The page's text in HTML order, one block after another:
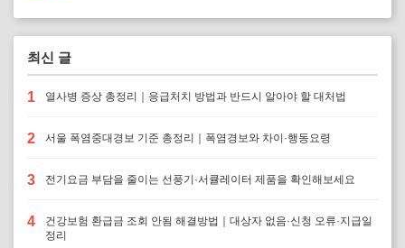
최신 글
1 열사병 증상 총정리｜응급처치 방법과 반드시 알아야 할 대처법
2 서울 폭염중대경보 기준 총정리｜폭염경보와 차이·행동요령
3 전기요금 부담을 줄이는 선풍기·서큘레이터 제품을 확인해보세요
4
건강보험 환급금 조회 안됨 해결방법｜대상자 없음·신청 오류·지급일
정리